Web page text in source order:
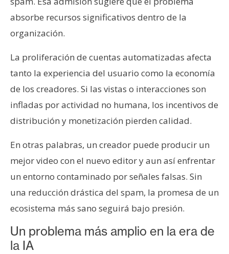
absorbe recursos significativos dentro de la
organización.
La proliferación de cuentas automatizadas afecta
tanto la experiencia del usuario como la economía
de los creadores. Si las vistas o interacciones son
infladas por actividad no humana, los incentivos de
distribución y monetización pierden calidad.
En otras palabras, un creador puede producir un
mejor video con el nuevo editor y aun así enfrentar
un entorno contaminado por señales falsas. Sin
una reducción drástica del spam, la promesa de un
ecosistema más sano seguirá bajo presión.
Un problema más amplio en la era de
la IA